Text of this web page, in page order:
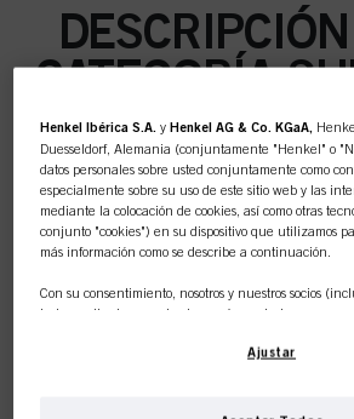
CATEGORÍA
COLOR
Henkel Ibérica S.A. yHenkel AG & Co. KGaA,
Duesseldorf, Alemania (conjuntamente "Henkel" o
datos personales sobre usted conjuntamente como
especialmente sobre su uso de este sitio web y las
mediante la colocación de cookies, así como otras
conjunto "cookies") en su dispositivo que utilizamos
más información como se describe a continuación.
Con su consentimiento, nosotros y nuestros socios
independientes
conjuntos
según se designa en
huellas dactilares y tecnologías similares") también
Ajustar